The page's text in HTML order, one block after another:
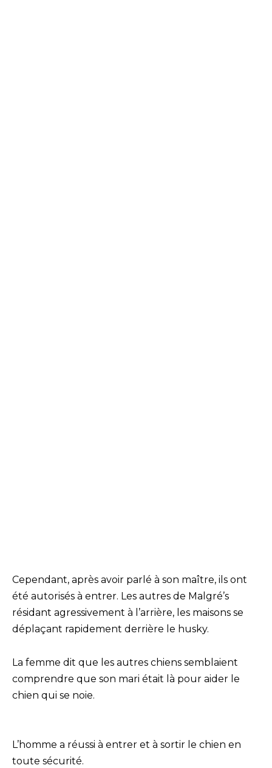
Cependant, après avoir parlé à son maître, ils ont
été autorisés à entrer. Les autres de Malgré’s
résidant agressivement à l’arrière, les maisons se
déplaçant rapidement derrière le husky.
La femme dit que les autres chiens semblaient
comprendre que son mari était là pour aider le
chien qui se noie.
L’homme a réussi à entrer et à sortir le chien en
toute sécurité.